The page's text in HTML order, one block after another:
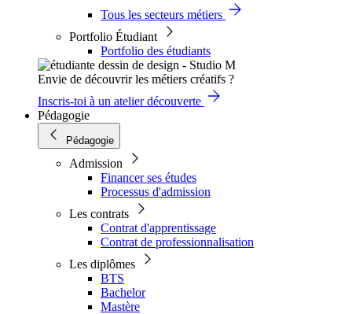
Tous les secteurs métiers
Portfolio Étudiant
Portfolio des étudiants
Envie de découvrir les métiers créatifs ?
Inscris-toi à un atelier découverte
Pédagogie
Pédagogie
Admission
Financer ses études
Processus d'admission
Les contrats
Contrat d'apprentissage
Contrat de professionnalisation
Les diplômes
BTS
Bachelor
Mastère